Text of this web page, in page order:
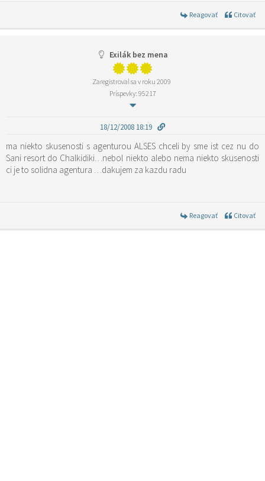
Reagovať Citovať
Exilák bez mena
Zaregistroval sa v roku 2009
Príspevky: 95217
18/12/2008 18:19
ma niekto skusenosti s agenturou ALSES chceli by sme ist cez nu do
Sani resort do Chalkidiki…nebol niekto alebo nema niekto skusenosti
ci je to solidna agentura …dakujem za kazdu radu
Reagovať Citovať